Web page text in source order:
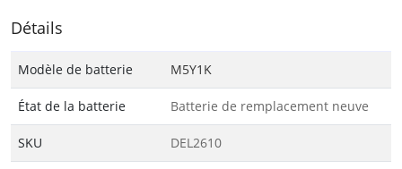
Détails
Modèle de batterie M5Y1K
État de la batterie Batterie de remplacement neuve
SKU DEL2610